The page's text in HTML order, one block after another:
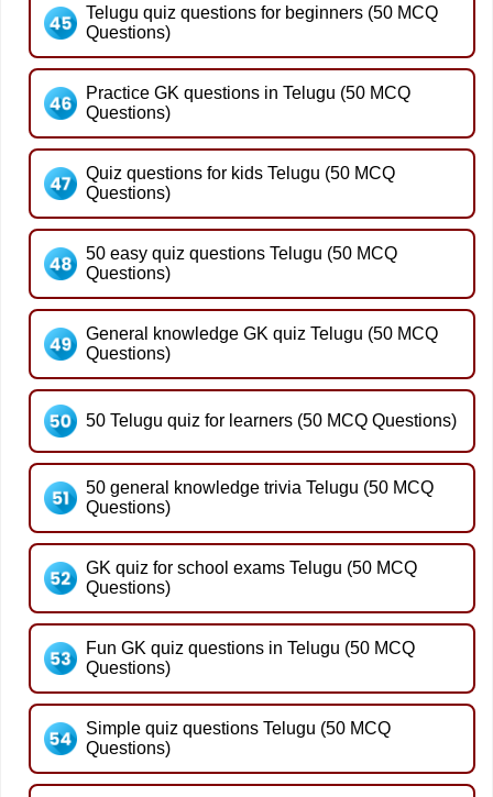
Telugu quiz questions for beginners (50 MCQ
Questions)
Practice GK questions in Telugu (50 MCQ
Questions)
Quiz questions for kids Telugu (50 MCQ
Questions)
50 easy quiz questions Telugu (50 MCQ
Questions)
General knowledge GK quiz Telugu (50 MCQ
Questions)
50 Telugu quiz for learners (50 MCQ Questions)
50 general knowledge trivia Telugu (50 MCQ
Questions)
GK quiz for school exams Telugu (50 MCQ
Questions)
Fun GK quiz questions in Telugu (50 MCQ
Questions)
Simple quiz questions Telugu (50 MCQ
Questions)